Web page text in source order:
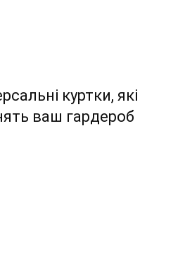
куртки, які
ваш гардероб